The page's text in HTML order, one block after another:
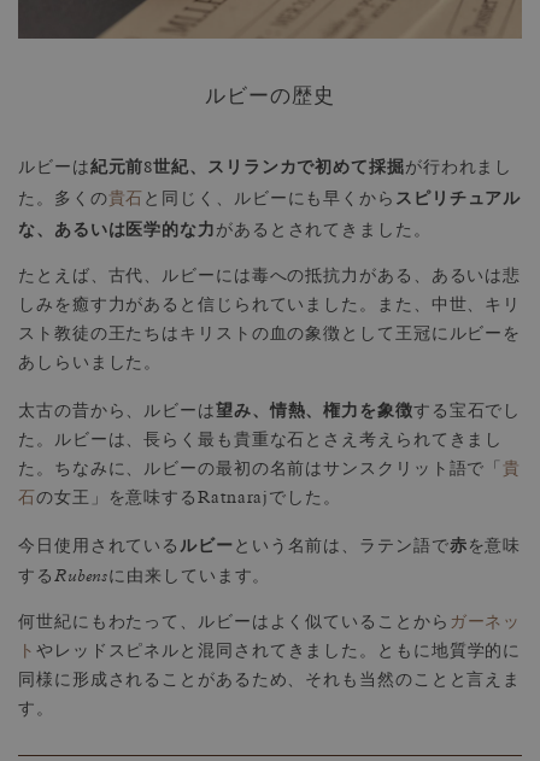
ルビーの歴史
ルビーは紀元前8世紀、スリランカで初めて採掘が行われまし
た。多くの貴石 と同じく、ルビーにも早くから スピリチュアル
な、あるいは医学的な力があるとされてきました。
たとえば、古代、ルビーには毒への抵抗力がある、あるいは悲
しみを癒す力があると信じられていました。また、中世、キリ
スト教徒の王たちはキリストの血の象徴として王冠にルビーを
あしらいました。
太古の昔から、ルビーは望み、情熱、権力を象徴する宝石でし
た。ルビーは、長らく最も貴重な石とさえ考えられてきまし
た。ちなみに、ルビーの最初の名前はサンスクリット語で「貴
石 の女王」を意味するRatnarajでした。
今日使用されているルビー という名前は、ラテン語で赤 を意味
する Rubensに由来しています。
何世紀にもわたって、ルビーはよく似ていることから ガーネッ
ト やレッドスピネルと混同されてきました。ともに地質学的に
同様に形成されることがあるため、それも当然のことと言えま
す。